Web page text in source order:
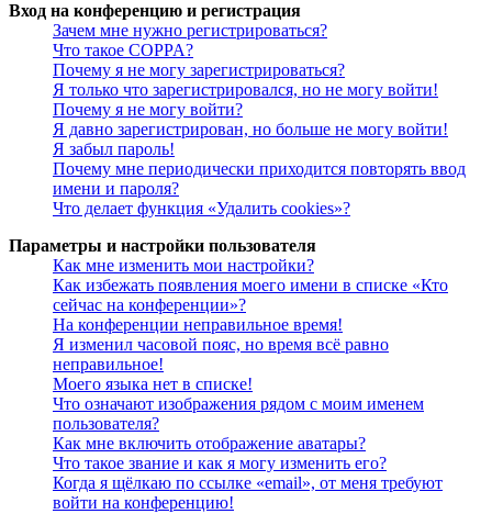
Вход на конференцию и регистрация
Зачем мне нужно регистрироваться?
Что такое COPPA?
Почему я не могу зарегистрироваться?
Я только что зарегистрировался, но не могу войти!
Почему я не могу войти?
Я давно зарегистрирован, но больше не могу войти!
Я забыл пароль!
Почему мне периодически приходится повторять ввод
имени и пароля?
Что делает функция «Удалить cookies»?
Параметры и настройки пользователя
Как мне изменить мои настройки?
Как избежать появления моего имени в списке «Кто
сейчас на конференции»?
На конференции неправильное время!
Я изменил часовой пояс, но время всё равно
неправильное!
Моего языка нет в списке!
Что означают изображения рядом с моим именем
пользователя?
Как мне включить отображение аватары?
Что такое звание и как я могу изменить его?
Когда я щёлкаю по ссылке «email», от меня требуют
войти на конференцию!